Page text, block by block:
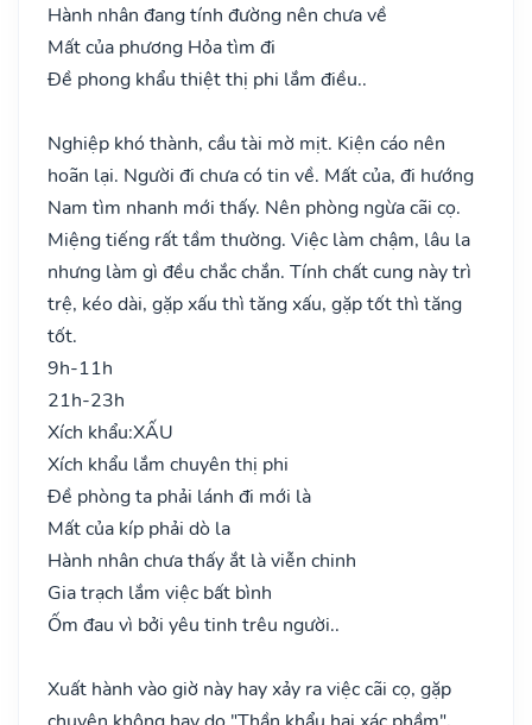
Hành nhân đang tính đường nên chưa về
Mất của phương Hỏa tìm đi
Đề phong khẩu thiệt thị phi lắm điều..
Nghiệp khó thành, cầu tài mờ mịt. Kiện cáo nên
hoãn lại. Người đi chưa có tin về. Mất của, đi hướng
Nam tìm nhanh mới thấy. Nên phòng ngừa cãi cọ.
Miệng tiếng rất tầm thường. Việc làm chậm, lâu la
nhưng làm gì đều chắc chắn. Tính chất cung này trì
trệ, kéo dài, gặp xấu thì tăng xấu, gặp tốt thì tăng
tốt.
9h-11h
21h-23h
Xích khẩu:XẤU
Xích khẩu lắm chuyên thị phi
Đề phòng ta phải lánh đi mới là
Mất của kíp phải dò la
Hành nhân chưa thấy ắt là viễn chinh
Gia trạch lắm việc bất bình
Ốm đau vì bởi yêu tinh trêu người..
Xuất hành vào giờ này hay xảy ra việc cãi cọ, gặp